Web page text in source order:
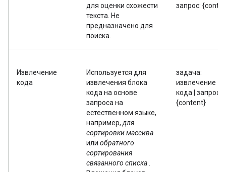
для оценки схожести
текста. Не
предназначено для
поиска.
запрос:
Извлечение
кода
Используется для
извлечения блока
кода на основе
запроса на
естественном языке,
например, для
сортировки массива
или обратного
сортирования
связанного списка
задача:
извлечение
кода | запрос:
{content}